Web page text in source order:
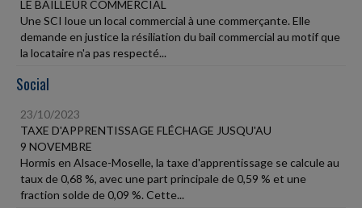
LE BAILLEUR COMMERCIAL
Une SCI loue un local commercial à une commerçante. Elle
demande en justice la résiliation du bail commercial au motif que
la locataire n'a pas respecté...
Social
23/10/2023
TAXE D'APPRENTISSAGE FLÉCHAGE JUSQU'AU
9 NOVEMBRE
Hormis en Alsace-Moselle, la taxe d'apprentissage se calcule au
taux de 0,68 %, avec une part principale de 0,59 % et une
fraction solde de 0,09 %. Cette...